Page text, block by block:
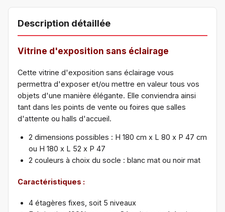
Description détaillée
Vitrine d'exposition sans éclairage
Cette vitrine d'exposition sans éclairage vous
permettra d'exposer et/ou mettre en valeur tous vos
objets d'une manière élégante. Elle conviendra ainsi
tant dans les points de vente ou foires que salles
d'attente ou halls d'accueil.
2 dimensions possibles : H 180 cm x L 80 x P 47 cm
ou H 180 x L 52 x P 47
2 couleurs à choix du socle : blanc mat ou noir mat
Caractéristiques :
4 étagères fixes, soit 5 niveaux